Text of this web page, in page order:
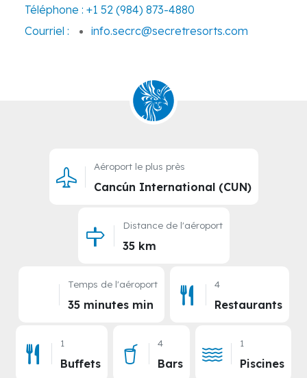
Téléphone : +1 52 (984) 873-4880
Courriel :
info.secrc@secretresorts.com
Aéroport le plus près
Cancún International (CUN)
Distance de l'aéroport
35 km
Temps de l'aéroport
35 minutes min
4
Restaurants
1
Buffets
4
Bars
1
Piscines